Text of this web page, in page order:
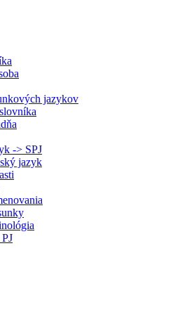
jazykov
-> SPJ
jazyk